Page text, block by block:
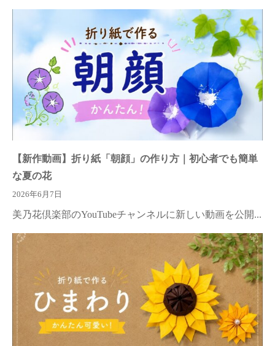
【新作動画】折り紙「朝顔」の作り方｜初心者でも簡単
な夏の花
2026年6月7日
美乃花倶楽部のYouTubeチャンネルに新しい動画を公開...